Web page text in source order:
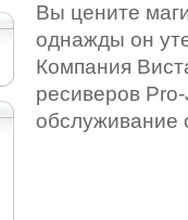
Вы цените
однажды он
Компания
ресиверов
обслуживание